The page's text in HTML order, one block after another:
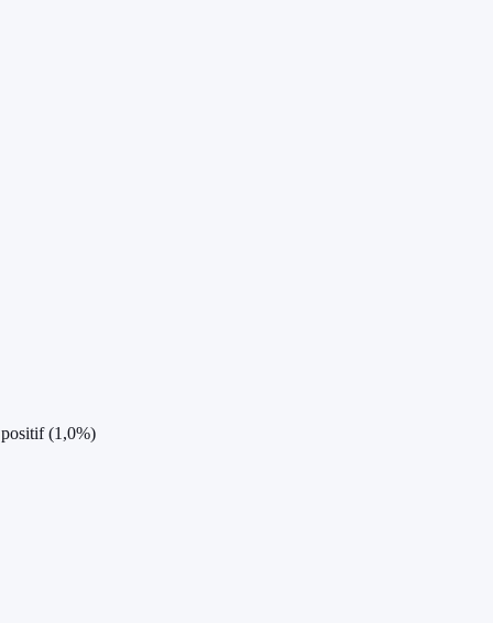
positif (1,0%)